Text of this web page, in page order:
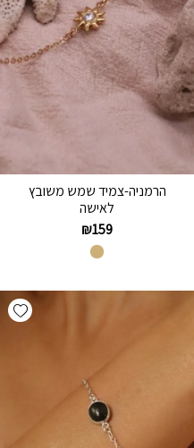
הרמניה-צמיד שמש משובץ
לאישה
₪159